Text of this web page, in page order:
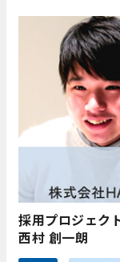
採用プロジェク
西村 創一朗